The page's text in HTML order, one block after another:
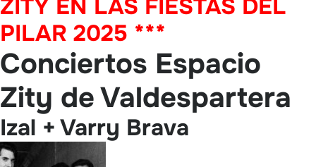
ZITY EN LAS FIESTAS DEL
PILAR 2025 ***
Conciertos Espacio
Zity de Valdespartera
Izal + Varry Brava